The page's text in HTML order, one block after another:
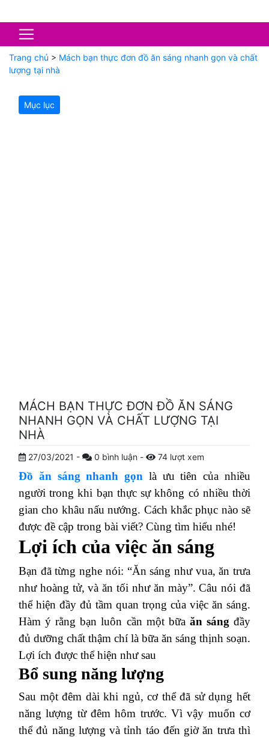
Trang chủ > Mách bạn thực đơn đồ ăn sáng nhanh gọn và chất
lượng tại nhà
Mục lục
MÁCH BẠN THỰC ĐƠN ĐỒ ĂN SÁNG
NHANH GỌN VÀ CHẤT LƯỢNG TẠI
NHÀ
27/03/2021 - 0 bình luận - 74 lượt xem
Đồ ăn sáng nhanh gọn là ưu tiên của nhiều
người trong khi bạn thực sự không có nhiều thời
gian cho khâu nấu nướng. Cách khắc phục nào sẽ
được đề cập trong bài viết? Cùng tìm hiểu nhé!
Lợi ích của việc ăn sáng
Bạn đã từng nghe nói: “Ăn sáng như vua, ăn trưa
như hoàng tử, và ăn tối như ăn mày”. Câu nói đã
thể hiện đầy đủ tầm quan trọng của việc ăn sáng.
Hàm ý rằng bạn luôn cần một bữa ăn sáng đầy
đủ dưỡng chất thậm chí là bữa ăn sáng thịnh soạn.
Lợi ích được thể hiện như sau
Bổ sung năng lượng
Sau một đêm dài khi ngủ, cơ thể đã sử dụng hết
năng lượng từ đêm hôm trước. Vì vậy muốn cơ
thể đủ năng lượng và tỉnh táo đến giờ ăn trưa thì